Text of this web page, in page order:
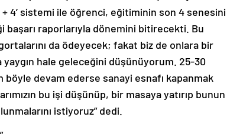
+ 4’ sistemi ile öğrenci, eğitiminin son 4 senesini
başarı raporlarıyla dönemini bitirecekti. Bu
da ödeyecek; fakat biz de onlara bir
hale geleceğini düşünüyorum. 25-30
devam ederse sanayi esnafı kapanmak
bu işi düşünüp, bir masaya yatırıp bunun
istiyoruz” dedi.